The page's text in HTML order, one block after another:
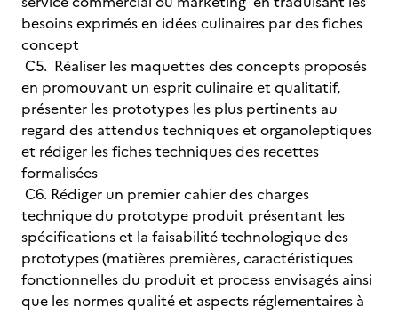
besoins exprimés en idées culinaires par des fiches
concept
C5. Réaliser les maquettes des concepts proposés
en promouvant un esprit culinaire et qualitatif,
présenter les prototypes les plus pertinents au
regard des attendus techniques et organoleptiques
et rédiger les fiches techniques des recettes
formalisées
C6. Rédiger un premier cahier des charges
technique du prototype produit présentant les
spécifications et la faisabilité technologique des
prototypes (matières premières, caractéristiques
fonctionnelles du produit et process envisagés ainsi
que les normes qualité et aspects réglementaires à